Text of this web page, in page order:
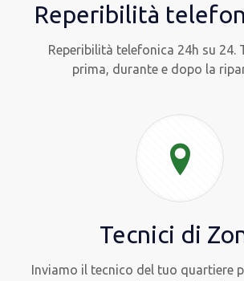
Reperibilità
Reperibilità telefonica 24h su 24.
prima, durante e dopo la
Tecnici di
Inviamo il tecnico del tuo quartiere